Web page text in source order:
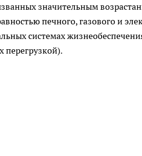
значительным
печного, газового и
системах
перегрузкой).